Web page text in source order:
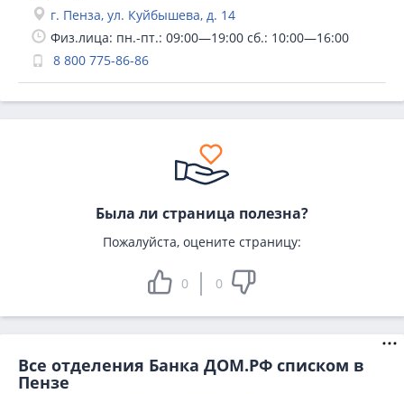
г. Пенза, ул. Куйбышева, д. 14
Физ.лица: пн.-пт.: 09:00—19:00 сб.: 10:00—16:00
8 800 775-86-86
Была ли страница полезна?
Пожалуйста, оцените страницу:
0 0
Все отделения Банка ДОМ.РФ списком в
Пензе